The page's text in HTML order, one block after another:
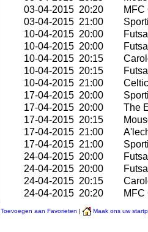
03-04-2015 20:20
MFC
03-04-2015 21:00
10-04-2015 20:00
10-04-2015 20:00
10-04-2015 20:15
10-04-2015 20:15
10-04-2015 21:00
17-04-2015 20:00
17-04-2015 20:00
The
17-04-2015 20:15
17-04-2015 21:00
17-04-2015 21:00
24-04-2015 20:00
24-04-2015 20:00
24-04-2015 20:15
24-04-2015 20:20
MFC
Toevoegen aan Favorieten | Maak ons uw